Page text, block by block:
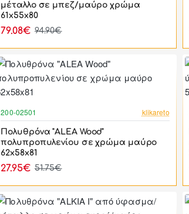
μέταλλο σε μπεζ/μαύρο χρώμα
61x55x80
79.08€ 94.90€
200-02501 klikareto
Πολυθρόνα "ALEA Wood"
πολυπροπυλενίου σε χρώμα μαύρο
62x58x81
27.95€ 51.75€